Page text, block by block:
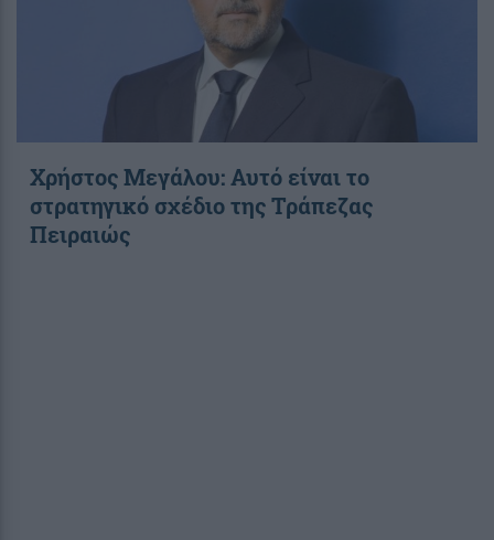
Χρήστος Μεγάλου: Αυτό είναι το
στρατηγικό σχέδιο της Τράπεζας
Πειραιώς